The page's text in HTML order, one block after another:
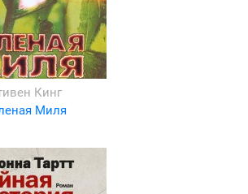
Кинг
Миля